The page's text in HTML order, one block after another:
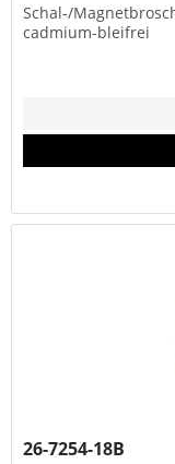
Schal-/
cadmium-bleifrei
26-7254-18B